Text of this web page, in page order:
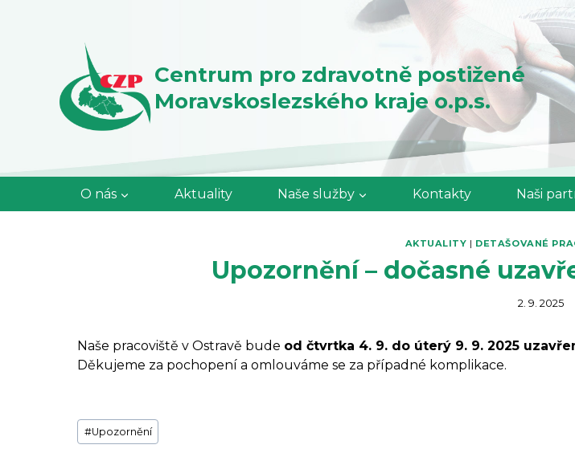
Centrum pro zdravotně postižené
Moravskoslezského kraje o.p.s.
O nás Aktuality Naše služby Kontakty Naši
AKTUALITY | DETAŠOVANÉ
Upozornění – dočasné
2. 9. 2025
Naše pracoviště v Ostravě bude od čtvrtka 4. 9. do úterý 9. 9. 2025
Děkujeme za pochopení a omlouváme se za případné komplikace.
Štítky
příspěvků:
#Upozornění